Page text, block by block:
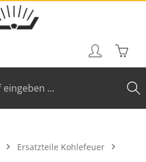
Ersatzteile Kohlefeuer